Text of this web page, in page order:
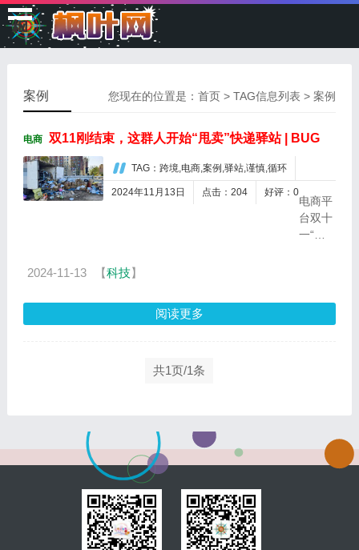
枫
您现在的位置是：首页 > TAG信息列表 > 案例
案例
电商 双11刚结束，这群人开始“甩卖”快递驿站 | BUG
TAG：跨境,电商,案例,驿站,谨慎,循环
2024年11月13日 点击：204 好评：0
电商平
台双十
一“收
递驿站
2024-11-13 【科技】
阅读更多
共1页/1条